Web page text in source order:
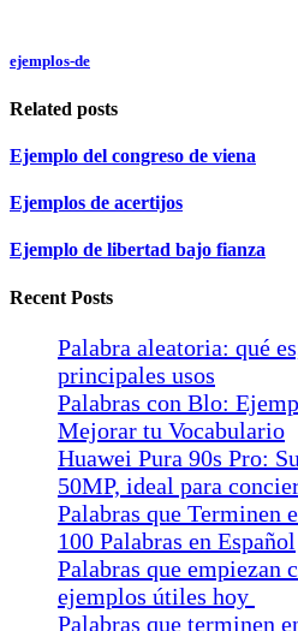
ejemplos-de
Related posts
Ejemplo del congreso de viena
Ejemplos de acertijos
Ejemplo de libertad bajo fianza
Recent Posts
Palabra aleatoria: qué
principales usos
Palabras con Blo:
Mejorar tu Vocabulario
Huawei Pura 90s Pro:
50MP, ideal para
Palabras que Terminen
100 Palabras en Español
Palabras que empiezan
ejemplos útiles hoy
Palabras que terminen